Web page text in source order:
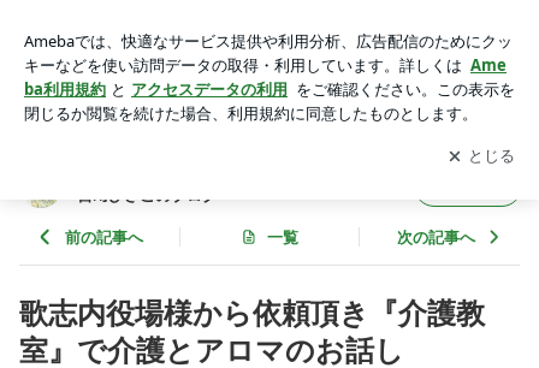
し | プロが教わる介護アロマセラピストの先生 宮﨑ひさこの
ブログ
アプリをダウンロードして ブログの更新通知
を受け取りまし
ょう。
開く
宮﨑ひさこのブログ
前の記事へ 一覧 次の記事へ
歌志内役場様から依頼頂き『介護教
室』で介護とアロマのお話し